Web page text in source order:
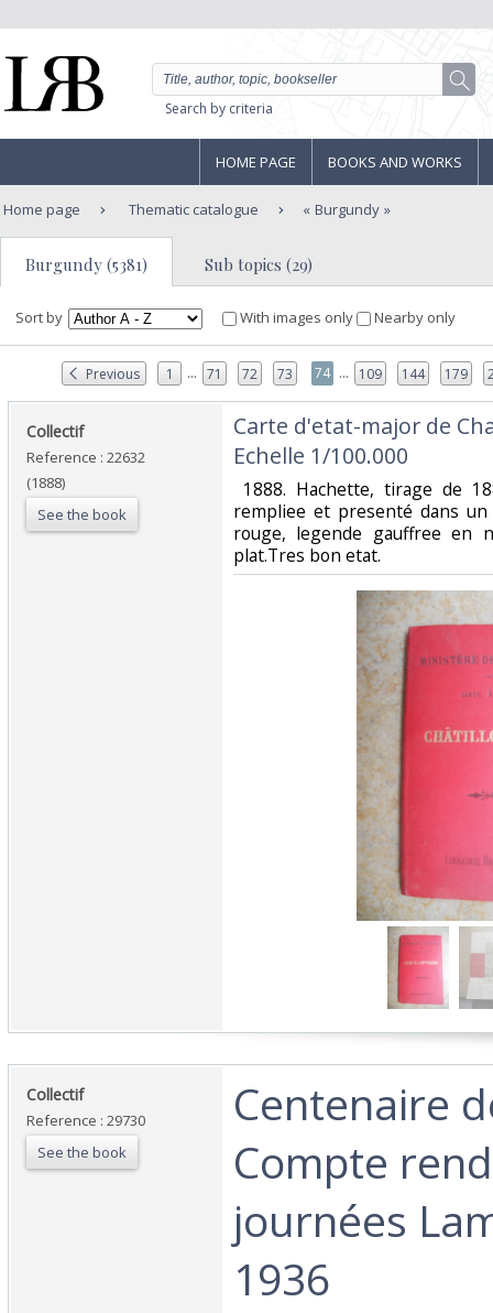
Search by criteria
HOME PAGE BOOKS AND WORKS
Home page Thematic catalogue Burgundy
Burgundy (5381) Sub topics (29)
Sort by With images only Nearby only
Previous 1 ... 71 72 73 74 ... 109 144 179
‎Collectif‎
Reference : 22632
(1888)
See the book
‎Carte d'etat-major de
Echelle 1/100.000‎
1888. Hachette, tirage de
rempliee et presenté dans
rouge, legende gauffree
plat.Tres bon etat.‎
‎Collectif‎
Reference : 29730
See the book
‎Centenaire
Compte
journées
1936‎